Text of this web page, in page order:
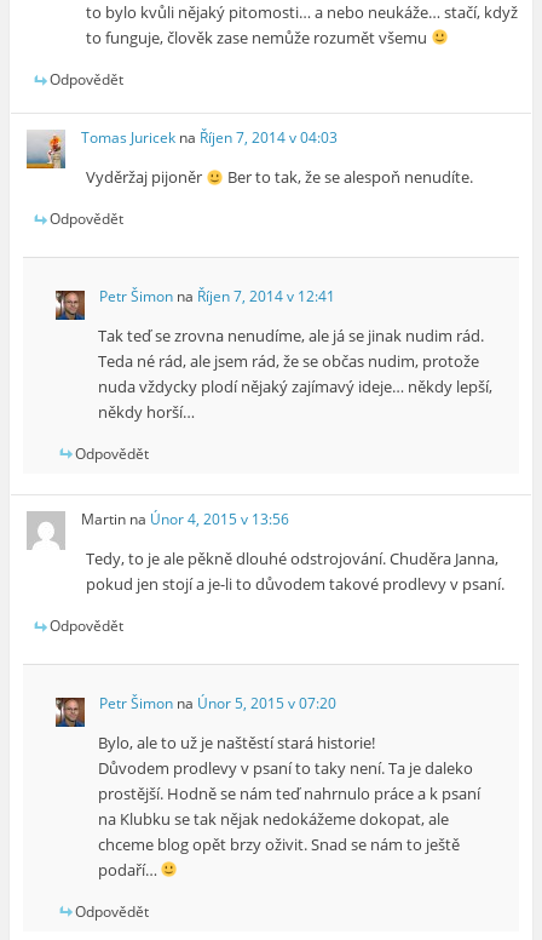
to bylo kvůli nějaký pitomosti… a nebo neukáže… stačí, když
to funguje, člověk zase nemůže rozumět všemu
Odpovědět
Tomas Juricek na Říjen 7, 2014 v 04:03
Vyděržaj pijoněr Ber to tak, že se alespoň nenudíte.
Odpovědět
Petr Šimonna Říjen 7, 2014 v 12:41
Tak teď se zrovna nenudíme, ale já se jinak nudim rád.
Teda né rád, ale jsem rád, že se občas nudim, protože
nuda vždycky plodí nějaký zajímavý ideje… někdy lepší,
někdy horší…
Odpovědět
Martin na Únor 4, 2015 v 13:56
Tedy, to je ale pěkně dlouhé odstrojování. Chuděra Janna,
pokud jen stojí a je-li to důvodem takové prodlevy v psaní.
Odpovědět
Petr Šimonna Únor 5, 2015 v 07:20
Bylo, ale to už je naštěstí stará historie!
Důvodem prodlevy v psaní to taky není. Ta je daleko
prostější. Hodně se nám teď nahrnulo práce a k psaní
na Klubku se tak nějak nedokážeme dokopat, ale
chceme blog opět brzy oživit. Snad se nám to ještě
podaří…
Odpovědět